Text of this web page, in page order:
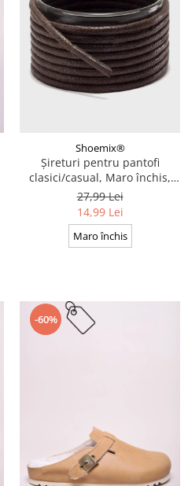
Shoemix®
Șireturi pentru pantofi
clasici/casual, Maro închis,
Cerate, Calitate premium, 110
cm x 0.3 cm
27,99 Lei
14,99 Lei
Maro închis
-60%